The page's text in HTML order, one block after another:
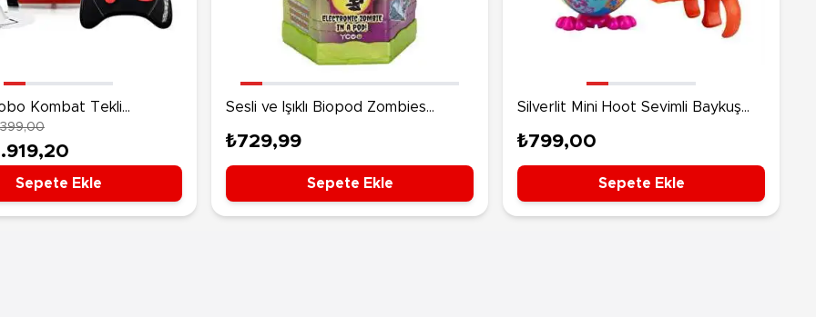
Kombat Tekli
Set Kırmızı
Sepete Ekle
Sesli ve Işıklı Biopod Zombies
₺729,99
Sepete Ekle
Silverlit Mini Hoot Sevimli Baykuş
₺799,00
Sepete Ekle